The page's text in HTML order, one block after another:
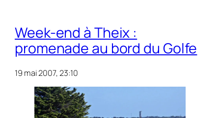
Week-end à Theix :
promenade au bord du Golfe
19 mai 2007, 23:10